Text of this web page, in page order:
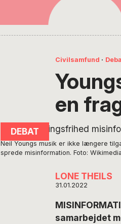
Civilsamfund ·
en
Neil Youngs musik er ikke længere
sprede misinformation. Foto:
LONE THEILS
31.01.2022
samarbejdet